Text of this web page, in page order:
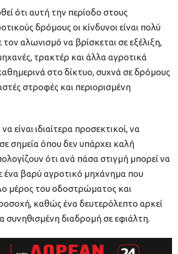
ότι αυτή την περίοδο στους
δρόμους οι κίνδυνοι είναι πολύ
αλωνισμό να βρίσκεται σε εξέλιξη,
τρακτέρ και άλλα αγροτικά
στο δίκτυο, συχνά σε δρόμους
στροφές και περιορισμένη
είναι ιδιαίτερα προσεκτικοί, να
σημεία όπου δεν υπάρχει καλή
ότι ανά πάσα στιγμή μπορεί να
ένα βαρύ αγροτικό μηχάνημα που
μέρος του οδοστρώματος και
καθώς ένα δευτερόλεπτο αρκεί
συνηθισμένη διαδρομή σε εφιάλτη.